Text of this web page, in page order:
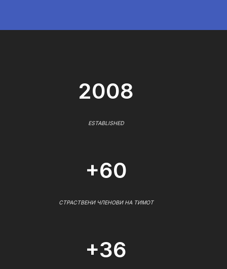
2008
ESTABLISHED
+60
СТРАСТВЕНИ ЧЛЕНОВИ НА ТИМОТ
+36